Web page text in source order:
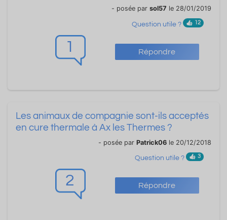
1 Répondre
- posée par sol57 le 28/01/2019
Question utile ? 12
2 Répondre
Les animaux de compagnie sont-ils acceptés
en cure thermale à Ax les Thermes ?
- posée par Patrick06 le 20/12/2018
Question utile ? 3